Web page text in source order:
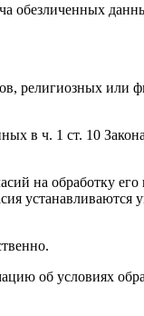
обезличенных
религиозных или
в ч. 1 ст. 10
на обработку
об условиях